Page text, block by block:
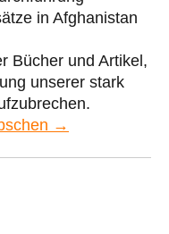
in Afghanistan
Bücher und Artikel,
unserer stark
→